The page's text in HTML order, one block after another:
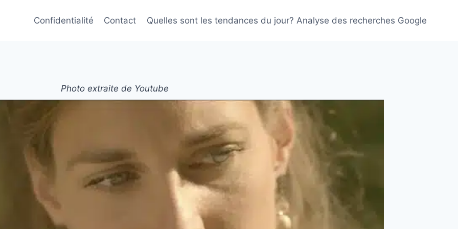
Confidentialité Contact Quelles sont les tendances du jour? Analyse des recherches Google
Photo extraite de Youtube